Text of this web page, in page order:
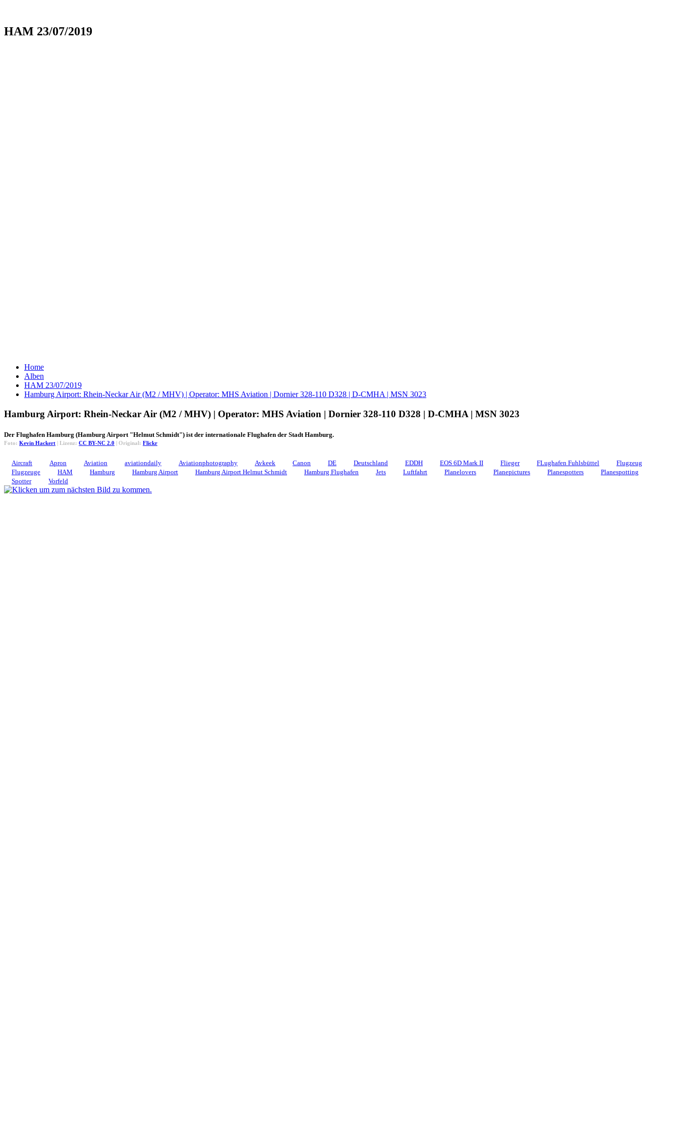
HAM 23/07/2019
Home
Alben
HAM 23/07/2019
Hamburg Airport: Rhein-Neckar Air (M2 / MHV) | Operator: MHS Aviation | Dornier 328-110 D328 | D-CMHA | MSN 3023
Hamburg Airport: Rhein-Neckar Air (M2 / MHV) | Operator: MHS Aviation | Dornier 328-110 D328 | D-CMHA | MSN 3023
Der Flughafen Hamburg (Hamburg Airport "Helmut Schmidt") ist der internationale Flughafen der Stadt Hamburg.
Foto: Kevin Hackert | Lizenz: CC BY-NC 2.0 | Original: Flickr
Aircraft Apron Aviation aviationdaily Aviationphotography Avkeek Canon DE Deutschland EDDH EOS 6D Mark II Flieger FLughafen Fuhlsbüttel
Flugzeug
Flugzeuge
HAM Hamburg Hamburg Airport Hamburg Airport Helmut Schmidt Hamburg Flughafen Jets Luftfahrt Planelovers Planepictures Planespotters
Planespotting
Spotter
Vorfeld